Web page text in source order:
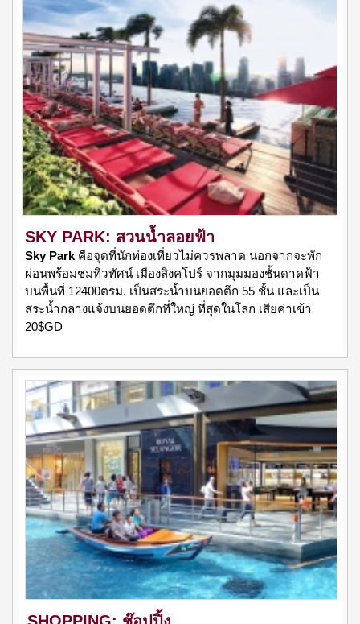
SKY PARK: สวนน้ำลอยฟ้า
Sky Parkคือจุดที่นักท่องเที่ยวไม่ควรพลาด นอกจากจะพัก
ผ่อนพร้อมชมทิวทัศน์ เมืองสิงคโปร์ จากมุมมองชั้นดาดฟ้า
บนพื้นที่ 12400ตรม. เป็นสระน้ำบนยอดตึก 55 ชั้น และเป็น
สระน้ำกลางแจ้งบนยอดตึกที่ใหญ่ ที่สุดในโลก เสียค่าเข้า
20$GD